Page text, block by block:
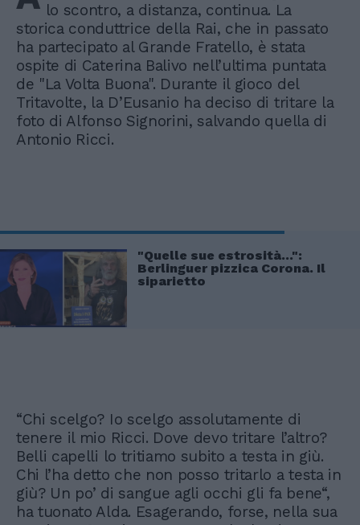
lo scontro, a distanza, continua. La
storica conduttrice della Rai, che in passato
ha partecipato al Grande Fratello, è stata
ospite di Caterina Balivo nell’ultima puntata
de "La Volta Buona". Durante il gioco del
Tritavolte, la D’Eusanio ha deciso di tritare la
foto di Alfonso Signorini, salvando quella di
Antonio Ricci.
"Quelle sue estrosità...":
Berlinguer pizzica Corona. Il
siparietto
“Chi scelgo? Io scelgo assolutamente di
tenere il mio Ricci. Dove devo tritare l’altro?
Belli capelli lo tritiamo subito a testa in giù.
Chi l’ha detto che non posso tritarlo a testa in
giù? Un po’ di sangue agli occhi gli fa bene“,
ha tuonato Alda. Esagerando, forse, nella sua